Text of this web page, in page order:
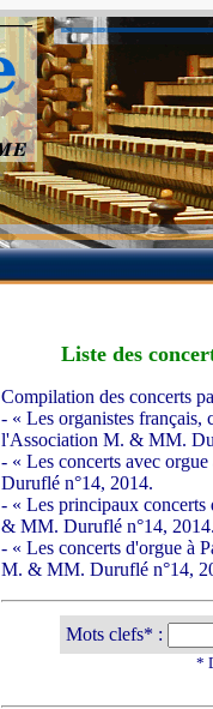
Liste des
Compilation des concerts
- « Les organistes français,
l'Association M. & MM.
- « Les concerts avec
Duruflé n°14, 2014.
- « Les principaux
& MM. Duruflé n°14, 2014.
- « Les concerts d'orgue à
M. & MM. Duruflé n°14,
Mots clefs* :
*